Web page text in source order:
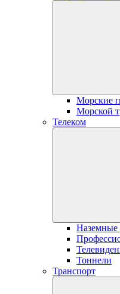
Морские
Морской
Телеком
Наземные
Тоннели
Транспорт